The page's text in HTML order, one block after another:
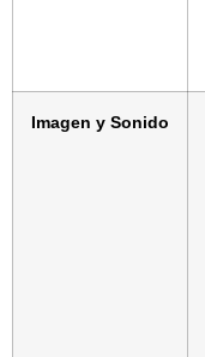
Imagen y Sonido